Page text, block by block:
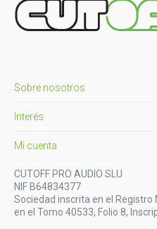
Sobre nosotros
Interés
Mi cuenta
CUTOFF PRO AUDIO SLU
NIF B64834377
Sociedad inscrita en el Registro
en el Tomo 40533, Folio 8,